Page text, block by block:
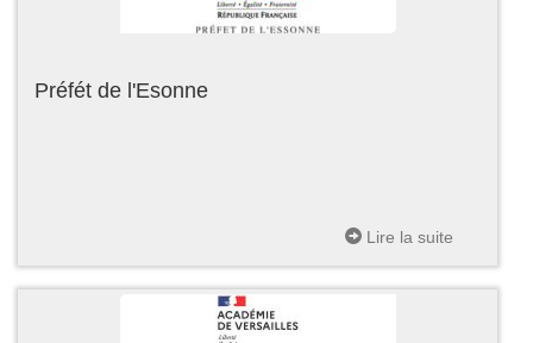
Préfét de l'Esonne
Lire la suite